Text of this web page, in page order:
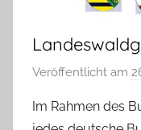
Veröffentlicht am
Im Rahmen des